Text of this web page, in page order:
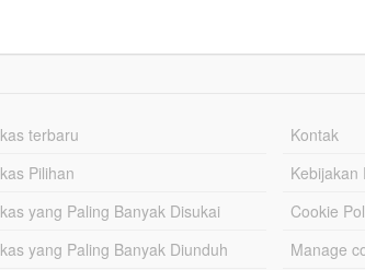
terbaru
Pilihan
yang Paling Banyak Disukai
yang Paling Banyak Diunduh
Kontak
Kebijakan
Cookie
Manage